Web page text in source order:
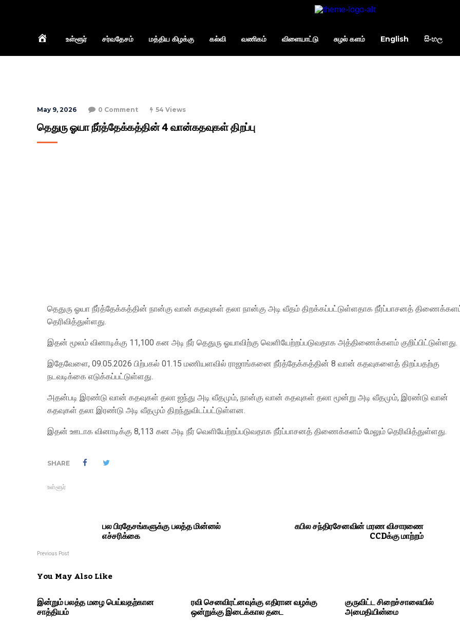
Homeஉள்ளூர் சர்வதேசம் மத்திய கிழக்கு கல்வி வணிகம் விளையாட்டு சுழல் களம் English සිංහල
May 9, 2026 0 Comment 54 Views
தெதுரு ஓயா நீர்த்தேக்கத்தின் 4 வான்கதவுகள் திறப்பு
தெதுரு ஓயா நீர்த்தேக்கத்தின் நான்கு வான் கதவுகள் தலா நான்கு அடி வீதம் திறக்கப்பட்டுள்ளதாக நீர்ப்பாசனத்
தெரிவித்துள்ளது.
இதன் மூலம் வினாடிக்கு 11,100 கன அடி நீர் தெதுரு ஓயாவிற்கு வெளியேற்றப்படுவதாக அத்திணைக்களம் குறிப்பிட்டுள்ளது.
இதேவேளை, 09.05.2026 பிற்பகல் 01.15 மணியளவில் ராஜாங்கனை நீர்த்தேக்கத்தின் 8 வான் கதவுகளைத் திறப்பதற்கு
நடவடிக்கை எடுக்கப்பட்டுள்ளது.
அதன்படி இரண்டு வான் கதவுகள் தலா ஐந்து அடி வீதமும், நான்கு வான் கதவுகள் தலா மூன்று அடி வீதமும், இரண்டு வான்
கதவுகள் தலா இரண்டு அடி வீதமும் திறந்துவிடப்பட்டுள்ளன.
இதன் ஊடாக வினாடிக்கு 8,113 கன அடி நீர் வெளியேற்றப்படுவதாக நீர்ப்பாசனத் திணைக்களம் மேலும் தெரிவித்துள்ளது.
SHARE
உள்ளூர்
பல பிரதேசங்களுக்கு பலத்த மின்னல்
எச்சரிக்கை
Previous Post
கபில சந்திரசேனவின் மரண விசாரணை
CCDக்கு மாற்றம்
You May Also Like
இன்றும் பலத்த மழை பெய்வதற்கான
சாத்தியம்
ரவி செனவிரட்னவுக்கு எதிரான வழக்கு
ஒன்றுக்கு இடைக்கால தடை
குருவிட்ட சிறைச்சாலையில்
அமைதியின்மை